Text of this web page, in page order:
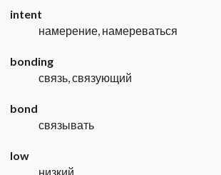
intent
намерение, намереваться
bonding
связь, связующий
bond
связывать
low
низкий